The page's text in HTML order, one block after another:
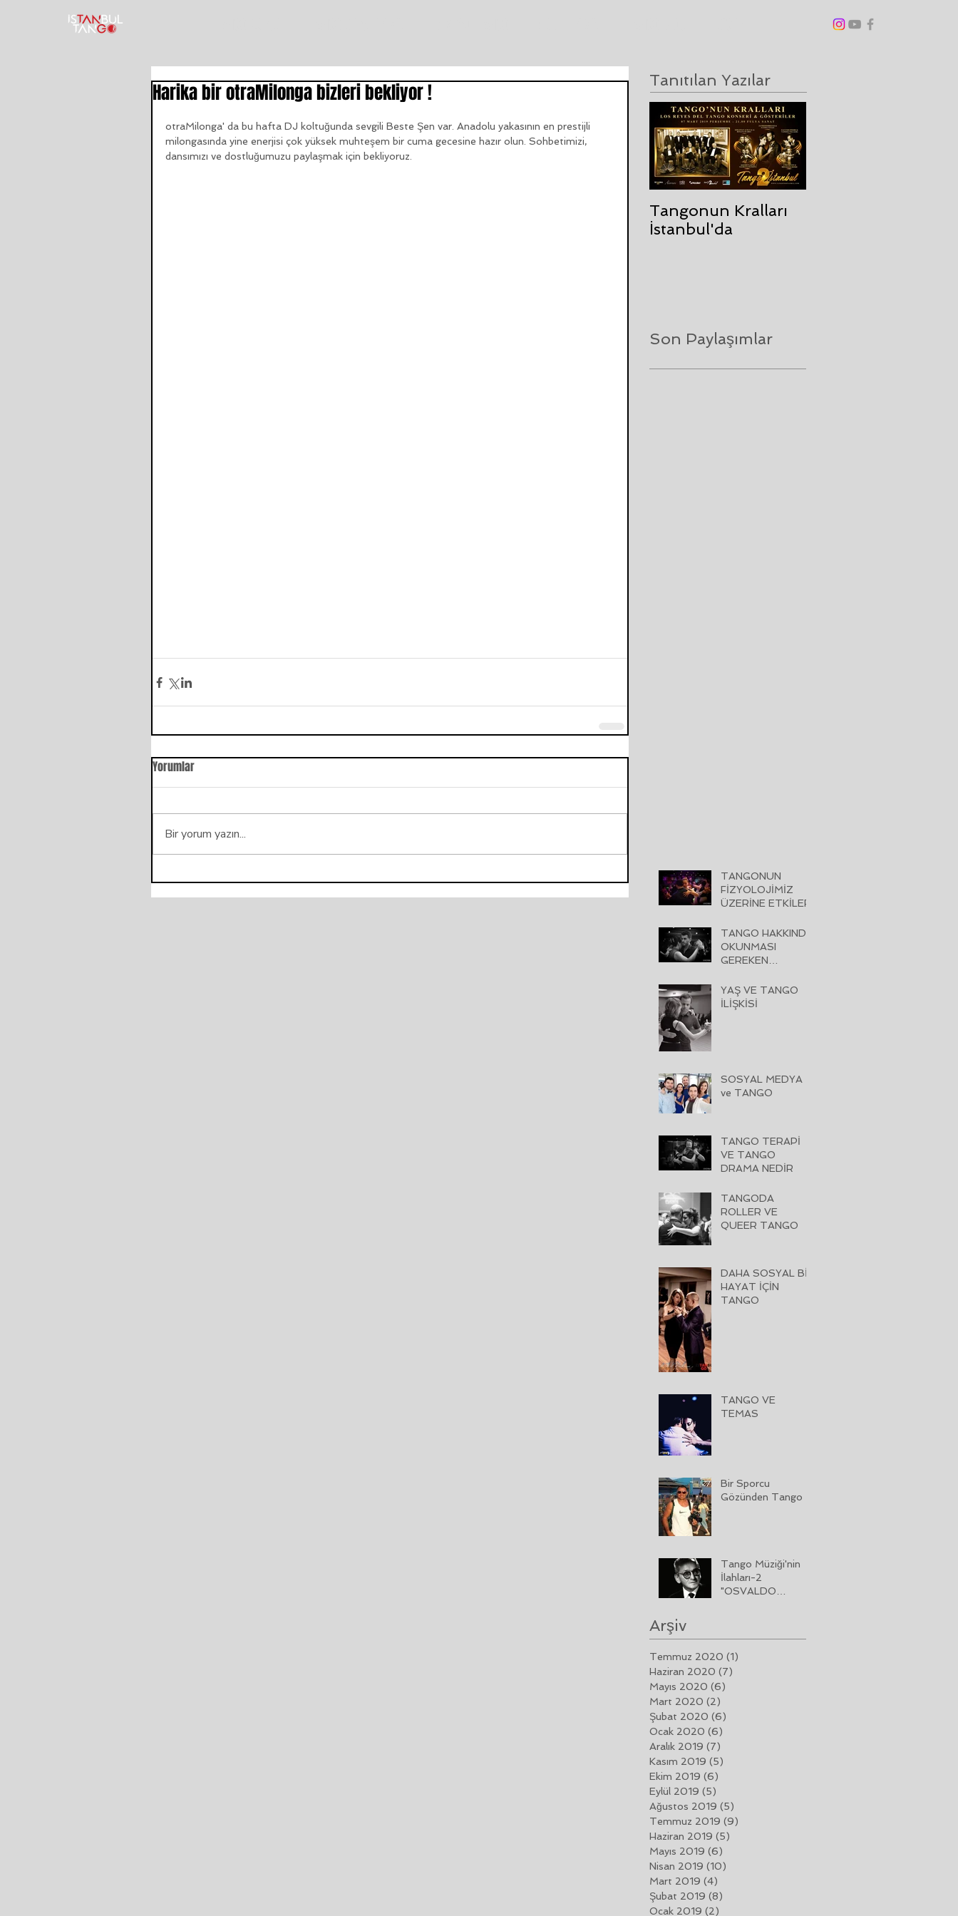
Harika bir otraMilonga bizleri bekliyor !
otraMilonga' da bu hafta DJ koltuğunda sevgili Beste Şen var. Anadolu yakasının en prestijli
milongasında yine enerjisi çok yüksek muhteşem bir cuma gecesine hazır olun. Sohbetimizi,
dansımızı ve dostluğumuzu paylaşmak için bekliyoruz.
Yorumlar
Bir yorum yazın...
Tanıtılan Yazılar
Tangonun Kralları
İstanbul'da
Son Paylaşımlar
TANGONUN
FİZYOLOJİMİZ
ÜZERİNE ETKİLERİ
TANGO HAKKINDA
OKUNMASI
GEREKEN
YAŞ VE TANGO
İLİŞKİSİ
SOSYAL MEDYA
ve TANGO
TANGO TERAPİ
VE TANGO
DRAMA NEDİR
TANGODA
ROLLER VE
QUEER TANGO
DAHA SOSYAL BİR
HAYAT İÇİN
TANGO
TANGO VE
TEMAS
Bir Sporcu
Gözünden Tango
Tango Müziği'nin
İlahları-2
"OSVALDO
Arşiv
Temmuz 2020 (1)
Haziran 2020 (7)
Mayıs 2020 (6)
Mart 2020 (2)
Şubat 2020 (6)
Ocak 2020 (6)
Aralık 2019 (7)
Kasım 2019 (5)
Ekim 2019 (6)
Eylül 2019 (5)
Ağustos 2019 (5)
Temmuz 2019 (9)
Haziran 2019 (5)
Mayıs 2019 (6)
Nisan 2019 (10)
Mart 2019 (4)
Şubat 2019 (8)
Ocak 2019 (2)